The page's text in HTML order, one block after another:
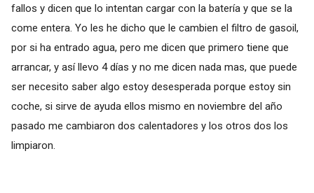
fallos y dicen que lo intentan cargar con la batería y que se la
come entera. Yo les he dicho que le cambien el filtro de gasoil,
por si ha entrado agua, pero me dicen que primero tiene que
arrancar, y así llevo 4 días y no me dicen nada mas, que puede
ser necesito saber algo estoy desesperada porque estoy sin
coche, si sirve de ayuda ellos mismo en noviembre del año
pasado me cambiaron dos calentadores y los otros dos los
limpiaron.